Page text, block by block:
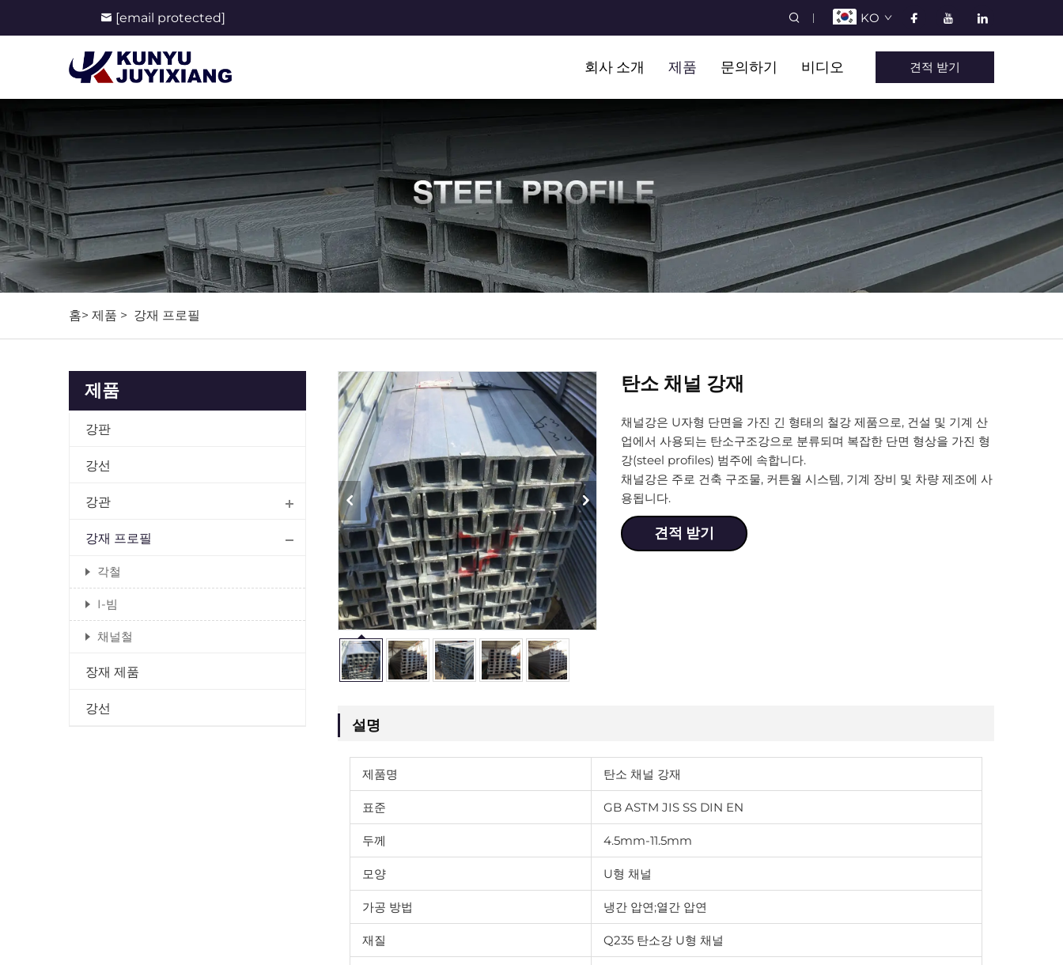
[email protected] KO
회사 소개 제품 문의하기 비디오 견적 받기
홈> 제품 > 강재 프로필
제품
강판
강선
강관
강재 프로필
각철
I-빔
채널철
장재 제품
강선
탄소 채널 강재
채널강은 U자형 단면을 가진 긴 형태의 철강 제품으로, 건설 및 기계 산
업에서 사용되는 탄소구조강으로 분류되며 복잡한 단면 형상을 가진 형
강(steel profiles) 범주에 속합니다.
채널강은 주로 건축 구조물, 커튼월 시스템, 기계 장비 및 차량 제조에 사
용됩니다.
견적 받기
설명
제품명 탄소 채널 강재
표준 GB ASTM JIS SS DIN EN
두께 4.5mm-11.5mm
모양 U형 채널
가공 방법 냉간 압연;열간 압연
재질 Q235 탄소강 U형 채널